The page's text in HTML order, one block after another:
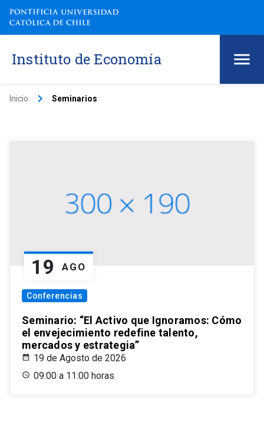
Instituto de Economía
Inicio keyboard_arrow_right Seminarios
19 AGO
Conferencias
Seminario: “El Activo que Ignoramos: Cómo
el envejecimiento redefine talento,
mercados y estrategia”
19 de Agosto de 2026
09:00 a 11:00 horas